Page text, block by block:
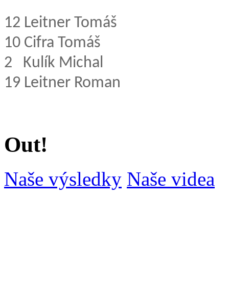
12 Leitner Tomáš
10 Cifra Tomáš
2 Kulík Michal
19 Leitner Roman
Out!
Naše výsledky Naše videa